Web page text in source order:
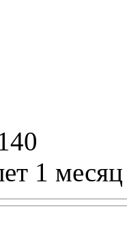
1 месяц